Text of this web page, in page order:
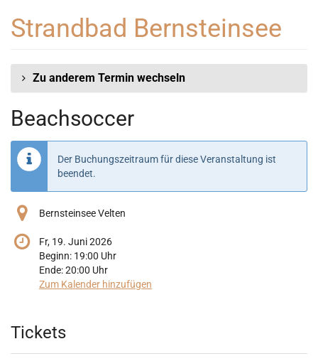
Haupt-
Strandbad Bernsteinsee
Zu anderem Termin wechseln
Beachsoccer
Der Buchungszeitraum für diese Veranstaltung ist
beendet.
Bernsteinsee Velten
Fr, 19. Juni 2026
Beginn: 19:00 Uhr
Ende:20:00 Uhr
Zum Kalender hinzufügen
Produkte
Tickets